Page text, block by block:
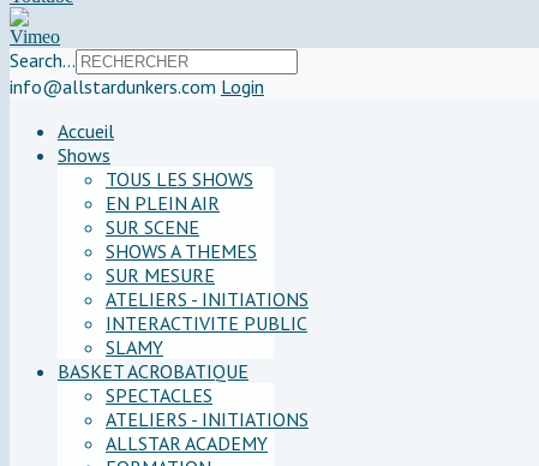
Search...
info@allstardunkers.com Login
Accueil
Shows
TOUS LES SHOWS
EN PLEIN AIR
SUR SCENE
SHOWS A THEMES
SUR MESURE
ATELIERS - INITIATIONS
INTERACTIVITE PUBLIC
SLAMY
BASKET ACROBATIQUE
SPECTACLES
ATELIERS - INITIATIONS
ALLSTAR ACADEMY